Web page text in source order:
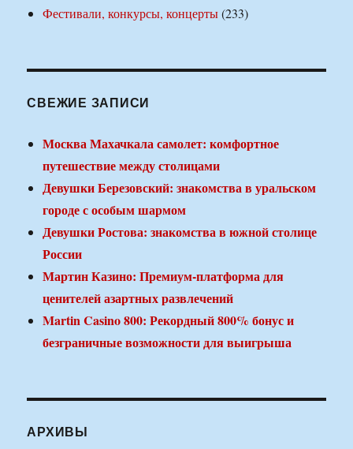
Фестивали, конкурсы, концерты(233)
СВЕЖИЕ ЗАПИСИ
Москва Махачкала самолет: комфортное
путешествие между столицами
Девушки Березовский: знакомства в уральском
городе с особым шармом
Девушки Ростова: знакомства в южной столице
России
Мартин Казино: Премиум-платформа для
ценителей азартных развлечений
Martin Casino 800: Рекордный 800% бонус и
безграничные возможности для выигрыша
АРХИВЫ